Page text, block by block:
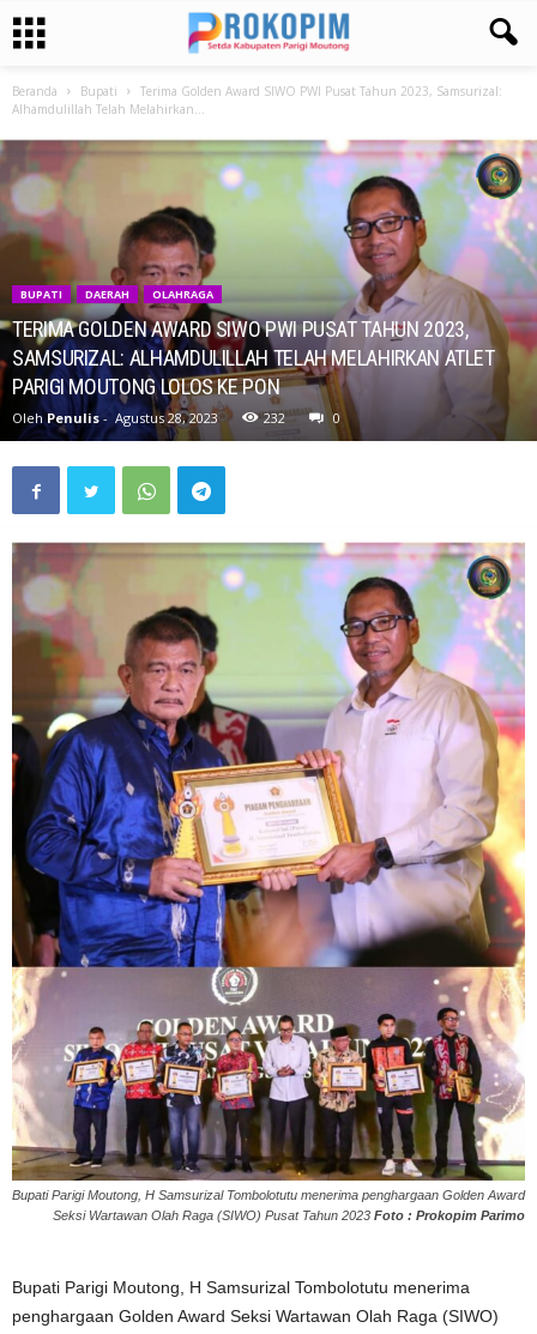
Beranda Bupati
Terima Golden Award SIWO PWI Pusat Tahun 2023, Samsurizal:
Alhamdulillah Telah Melahirkan...
BUPATI DAERAH OLAHRAGA
TERIMA GOLDEN AWARD SIWO PWI PUSAT TAHUN 2023,
SAMSURIZAL: ALHAMDULILLAH TELAH MELAHIRKAN ATLET
PARIGI MOUTONG LOLOS KE PON
Oleh Penulis- Agustus 28, 2023 232 0
Bupati Parigi Moutong, H Samsurizal Tombolotutu menerima penghargaan Golden Award
Seksi Wartawan Olah Raga (SIWO) Pusat Tahun 2023 Foto : Prokopim Parimo
Bupati Parigi Moutong, H Samsurizal Tombolotutu menerima
penghargaan Golden Award Seksi Wartawan Olah Raga (SIWO)